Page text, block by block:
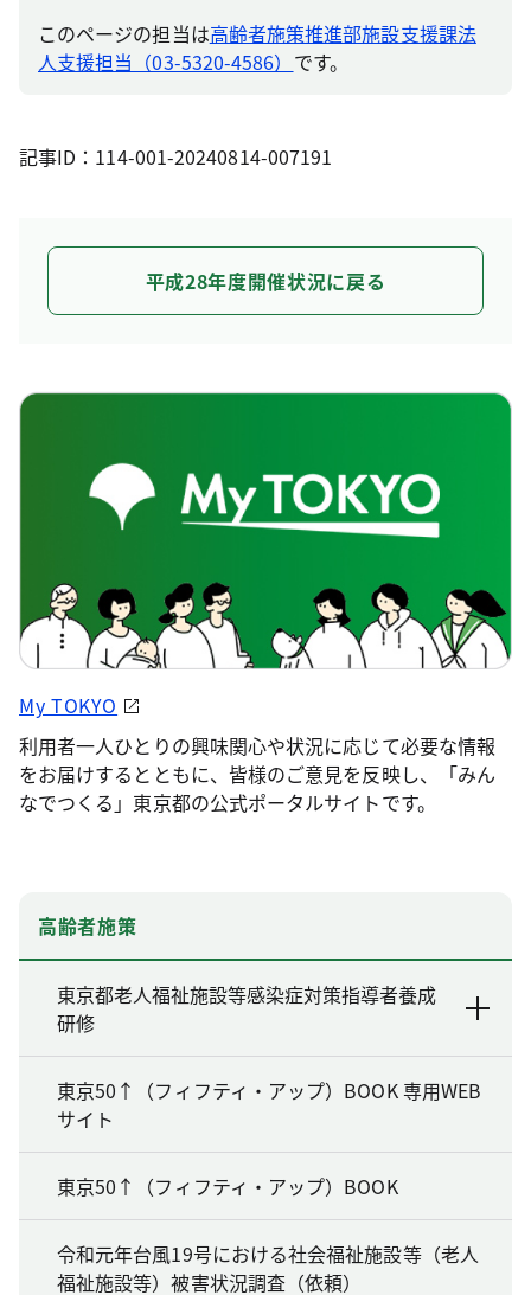
このページの担当は高齢者施策推進部施設支援課法
人支援担当（03-5320-4586） です。
記事ID：114-001-20240814-007191
平成28年度開催状況に戻る
My TOKYO
利用者一人ひとりの興味関心や状況に応じて必要な情報
をお届けするとともに、皆様のご意見を反映し、「みん
なでつくる」東京都の公式ポータルサイトです。
高齢者施策
東京都老人福祉施設等感染症対策指導者養成
研修
東京50↑（フィフティ・アップ）BOOK 専用WEB
サイト
東京50↑（フィフティ・アップ）BOOK
令和元年台風19号における社会福祉施設等（老人
福祉施設等）被害状況調査（依頼）